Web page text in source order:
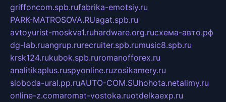
griffoncom.spb.rufabrika-emotsiy.ru
PARK-MATROSOVA.RUagat.spb.ru
avtoyurist-moskva1.ruhardware.org.ruсхема-авто.рф
dg-lab.ruangrup.rurecruiter.spb.rumusic8.spb.ru
krsk124.rukubok.spb.ruromanofforex.ru
analitikaplus.ruspyonline.ruzosikamery.ru
sloboda-ural.pp.ruAUTO-COM.SUhohota.netalimy.ru
online-z.comaromat-vostoka.ruotdelkaexp.ru